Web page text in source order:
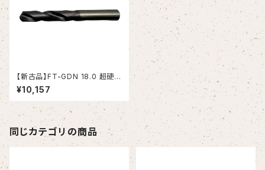
【新古品】FT-GDN 18.0 超硬ド
リル (OSG)
¥10,157
同じカテゴリの商品